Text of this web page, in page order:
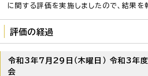
に関する評価を実施しましたので、結果を
評価の経過
令和3年7月29日（木曜日） 令和3年
会